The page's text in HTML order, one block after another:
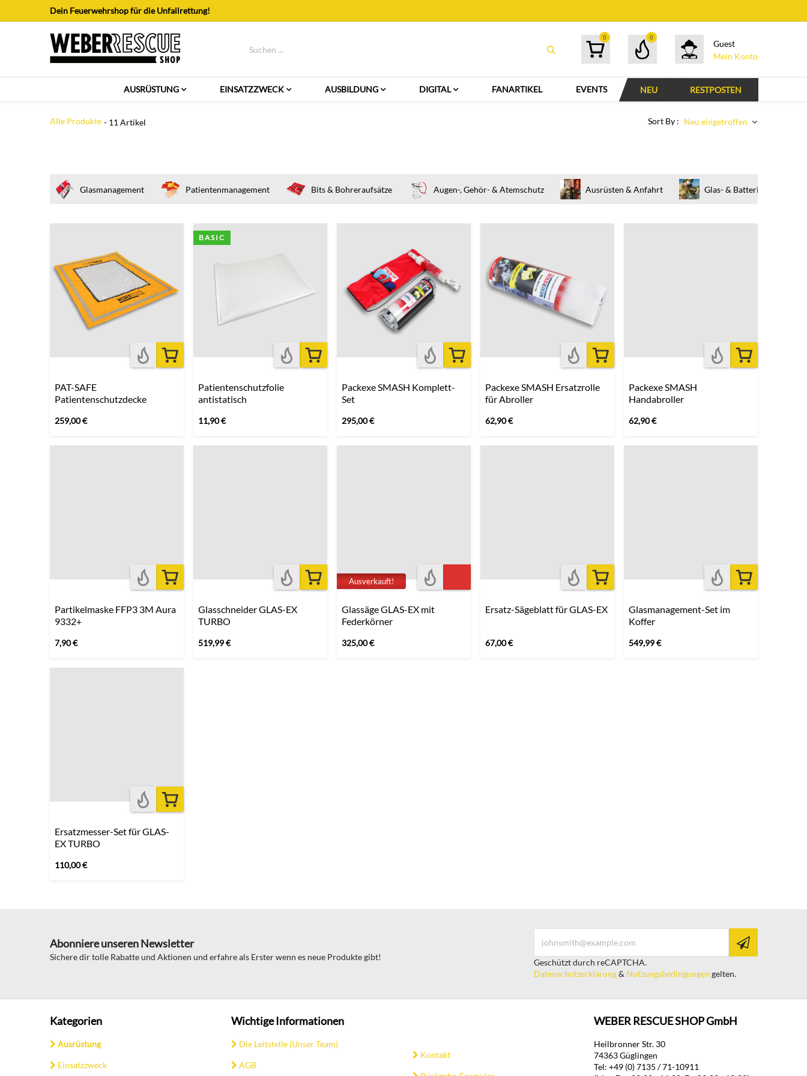
Zum Inhalt springenDein Feuerwehrshop für die Unfallrettung!
0 0
Guest
Mein Konto
AUSRÜSTUNG EINSATZZWECK AUSBILDUNG DIGITAL FANARTIKEL EVENTS NEU RESTPOSTEN
Alle Produkte - 11 Artikel Sort By : Neu eingetroffen
Glasmanagement Patientenmanagement Bits & Bohreraufsätze Augen-, Gehör- & Atemschutz Ausrüsten & Anfahrt Glas- &
PAT-SAFE
Patientenschutzdecke
259,00€
BASIC
Patientenschutzfolie
antistatisch
11,90€
Packexe SMASH Komplett-
Set
295,00€
Packexe SMASH Ersatzrolle
für Abroller
62,90€
Packexe SMASH
Handabroller
62,90€
Partikelmaske FFP3 3M Aura
9332+
7,90€
Glasschneider GLAS-EX
TURBO
519,99€
Ausverkauft!
Glassäge GLAS-EX mit
Federkörner
325,00€
Ersatz-Sägeblatt für GLAS-EX
67,00€
Glasmanagement-Set im
Koffer
549,99€
Ersatzmesser-Set für GLAS-
EX TURBO
110,00€
Abonniere unseren Newsletter
Sichere dir tolle Rabatte und Aktionen und erfahre als Erster wenn es neue Produkte gibt!
Geschützt durch reCAPTCHA.
Datenschutzerklärung& Nutzungsbedingungen gelten.
Kategorien
Ausrüstung
Einsatzzweck
Wichtige Informationen
Die Leitstelle (Unser Team)
AGB
Kontakt
WEBER RESCUE SHOP GmbH
Heilbronner Str. 30
74363 Güglingen
Tel: +49 (0) 7135 / 71-10911